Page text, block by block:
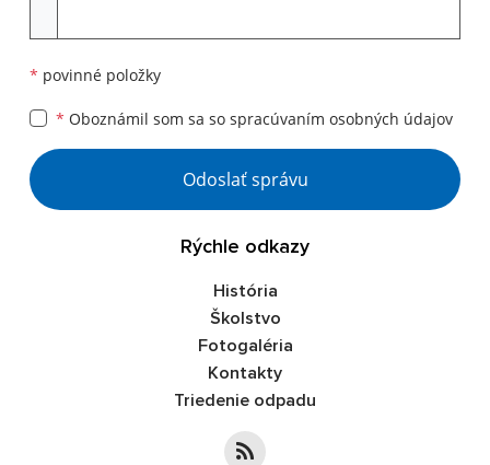
* povinné položky
* Oboznámil som sa so spracúvaním osobných údajov
Google reCaptcha Response
Odoslať správu
Rýchle odkazy
História
Školstvo
Fotogaléria
Kontakty
Triedenie odpadu